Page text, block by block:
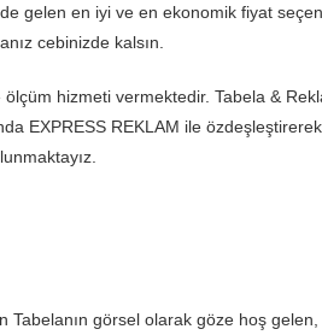
gelen en iyi ve en ekonomik fiyat
cebinizde kalsın.
hizmeti vermektedir. Tabela &
EXPRESS REKLAM ile
Tabelanın görsel olarak göze hoş